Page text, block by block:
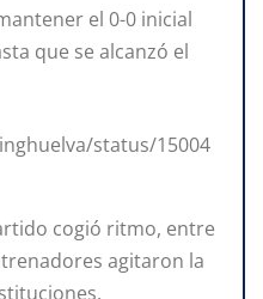
el 0-0 inicial
que se alcanzó el
status/15004
cogió ritmo, entre
agitaron la